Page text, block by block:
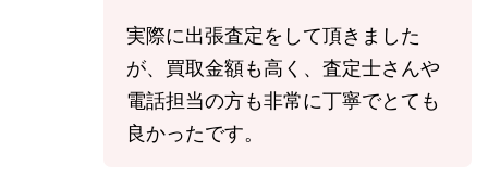
実際に出張査定をして頂きました
が、買取金額も高く、査定士さんや
電話担当の方も非常に丁寧でとても
良かったです。